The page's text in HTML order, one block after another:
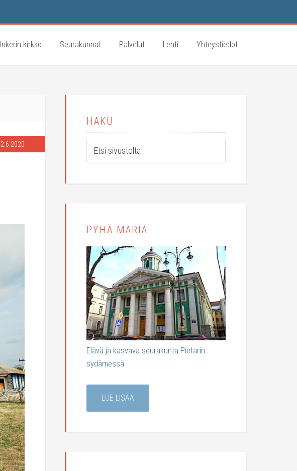
Inkerin kirkko Seurakunnat Palvelut Lehti Yhteystiedot
2.6.2020
HAKU
PYHÄ MARIA
Elävä ja kasvava seurakunta Pietarin
sydämessä.
LUE LISÄÄ